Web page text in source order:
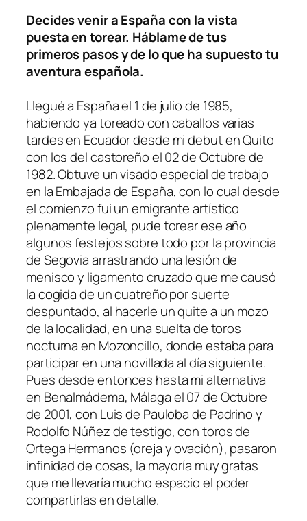
Decides venir a España con la vista
puesta en torear. Háblame de tus
primeros pasos y de lo que ha supuesto tu
aventura española.
Llegué a España el 1 de julio de 1985,
habiendo ya toreado con caballos varias
tardes en Ecuador desde mi debut en Quito
con los del castoreño el 02 de Octubre de
1982. Obtuve un visado especial de trabajo
en la Embajada de España, con lo cual desde
el comienzo fui un emigrante artístico
plenamente legal, pude torear ese año
algunos festejos sobre todo por la provincia
de Segovia arrastrando una lesión de
menisco y ligamento cruzado que me causó
la cogida de un cuatreño por suerte
despuntado, al hacerle un quite a un mozo
de la localidad, en una suelta de toros
nocturna en Mozoncillo, donde estaba para
participar en una novillada al día siguiente.
Pues desde entonces hasta mi alternativa
en Benalmádema, Málaga el 07 de Octubre
de 2001, con Luis de Pauloba de Padrino y
Rodolfo Núñez de testigo, con toros de
Ortega Hermanos (oreja y ovación), pasaron
infinidad de cosas, la mayoría muy gratas
que me llevaría mucho espacio el poder
compartirlas en detalle.